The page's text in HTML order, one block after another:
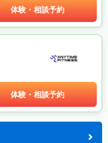
体験・相談予約
体験・相談予約